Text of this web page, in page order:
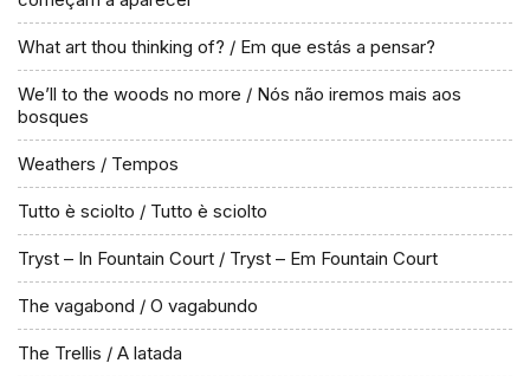
What art thou thinking of? / Em que estás a pensar?
We’ll to the woods no more / Nós não iremos mais aos
bosques
Weathers / Tempos
Tutto è sciolto / Tutto è sciolto
Tryst – In Fountain Court / Tryst – Em Fountain Court
The vagabond / O vagabundo
The Trellis / A latada